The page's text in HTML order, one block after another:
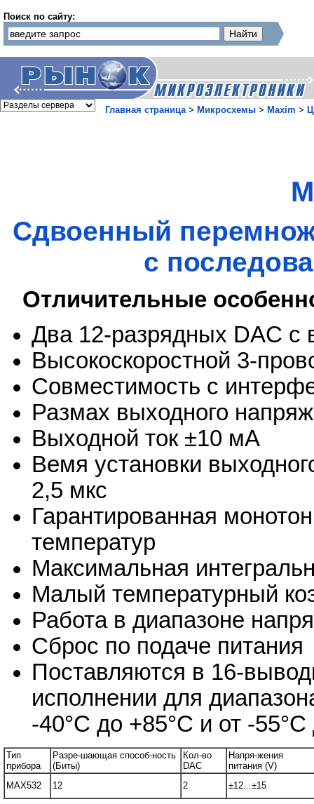
Поиск по сайту:
Главная страница> Микросхемы > Maxim >
Сдвоенный
с
Отличительные
Два 12-разрядных DAC
Высокоскоростной 3-
Совместимость с
Размах выходного
Выходной ток ±10 мА
Вемя установки
2,5 мкс
Гарантированная
температур
Максимальная
Малый температурный
Работа в диапазоне
Сброс по подаче питания
Поставляются в 16-
исполнении для
-40°C до +85°C и от -
Тип
прибора
Разре-шающая способ-ность
(Биты)
Кол-во
DAC
Напря-жения
питания (V)
MAX532
12 2 ±12...±15